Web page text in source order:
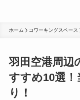
ホーム コワーキングスペース
羽田空港周辺
すすめ10選
り！